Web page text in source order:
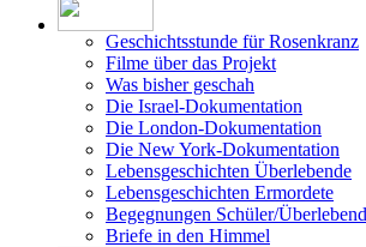
Geschichtsstunde für Rosenkranz
Filme über das Projekt
Was bisher geschah
Die Israel-Dokumentation
Die London-Dokumentation
Die New York-Dokumentation
Lebensgeschichten Überlebende
Lebensgeschichten Ermordete
Begegnungen Schüler/
Briefe in den Himmel